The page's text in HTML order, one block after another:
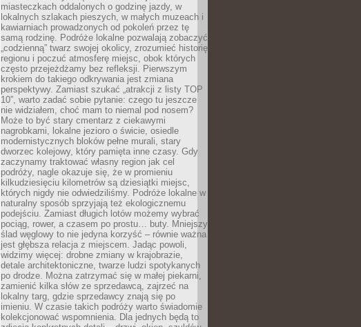
miasteczkach oddalonych o godzinę jazdy, w
lokalnych szlakach pieszych, w małych muzeach i
kawiarniach prowadzonych od pokoleń przez tę
samą rodzinę. Podróże lokalne pozwalają zobaczyć
„codzienną” twarz swojej okolicy, zrozumieć historię
regionu i poczuć atmosferę miejsc, obok których
często przejeżdżamy bez refleksji. Pierwszym
krokiem do takiego odkrywania jest zmiana
perspektywy. Zamiast szukać „atrakcji z listy TOP
10”, warto zadać sobie pytanie: czego tu jeszcze
nie widziałem, choć mam to niemal pod nosem?
Może to być stary cmentarz z ciekawymi
nagrobkami, lokalne jezioro o świcie, osiedle
modernistycznych bloków pełne murali, stary
dworzec kolejowy, który pamięta inne czasy. Gdy
zaczynamy traktować własny region jak cel
podróży, nagle okazuje się, że w promieniu
kilkudziesięciu kilometrów są dziesiątki miejsc,
których nigdy nie odwiedziliśmy. Podróże lokalne w
naturalny sposób sprzyjają też ekologicznemu
podejściu. Zamiast długich lotów możemy wybrać
pociąg, rower, a czasem po prostu… buty. Mniejszy
ślad węglowy to nie jedyna korzyść – równie ważna
jest głębsza relacja z miejscem. Jadąc powoli,
widzimy więcej: drobne zmiany w krajobrazie,
detale architektoniczne, twarze ludzi spotykanych
po drodze. Można zatrzymać się w małej piekarni,
zamienić kilka słów ze sprzedawcą, zajrzeć na
lokalny targ, gdzie sprzedawcy znają się po
imieniu. W czasie takich podróży warto świadomie
kolekcjonować wspomnienia. Dla jednych będą to